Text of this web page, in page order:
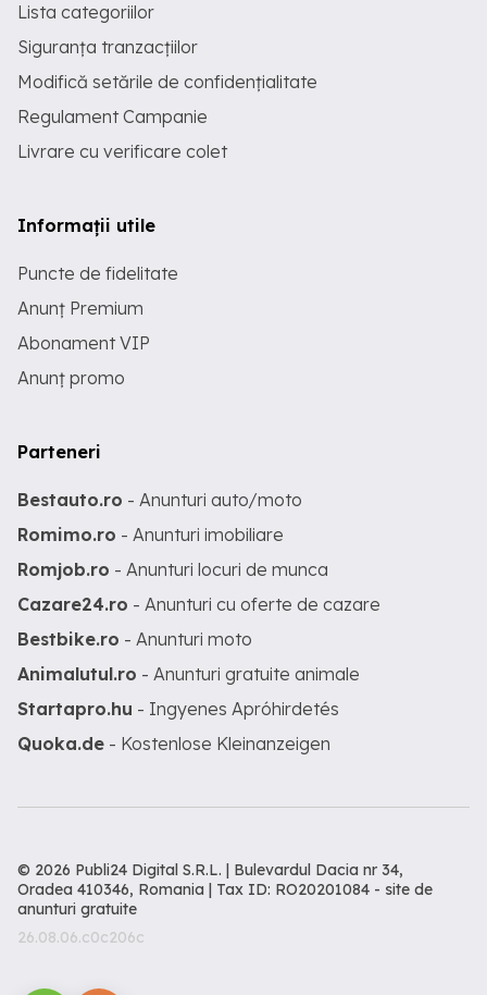
Lista categoriilor
Siguranța tranzacțiilor
Modifică setările de confidențialitate
Regulament Campanie
Livrare cu verificare colet
Informații utile
Puncte de fidelitate
Anunț Premium
Abonament VIP
Anunț promo
Parteneri
Bestauto.ro - Anunturi auto/moto
Romimo.ro - Anunturi imobiliare
Romjob.ro - Anunturi locuri de munca
Cazare24.ro - Anunturi cu oferte de cazare
Bestbike.ro - Anunturi moto
Animalutul.ro - Anunturi gratuite animale
Startapro.hu - Ingyenes Apróhirdetés
Quoka.de - Kostenlose Kleinanzeigen
© 2026 Publi24 Digital S.R.L. | Bulevardul Dacia nr 34,
Oradea 410346, Romania | Tax ID: RO20201084 - site de
anunturi gratuite
26.08.06.c0c206c